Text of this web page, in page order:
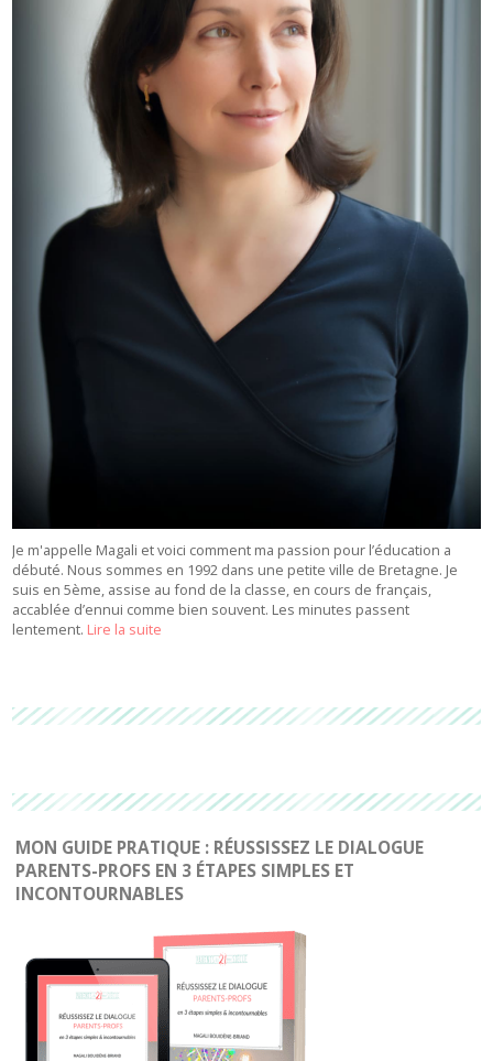
Je m'appelle Magali et voici comment ma passion pour l’éducation a
débuté. Nous sommes en 1992 dans une petite ville de Bretagne. Je
suis en 5ème, assise au fond de la classe, en cours de français,
accablée d’ennui comme bien souvent. Les minutes passent
lentement. Lire la suite
MON GUIDE PRATIQUE : RÉUSSISSEZ LE DIALOGUE
PARENTS-PROFS EN 3 ÉTAPES SIMPLES ET
INCONTOURNABLES